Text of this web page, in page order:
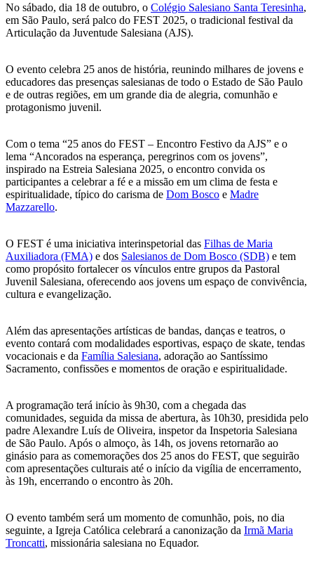
No sábado, dia 18 de outubro, o Colégio Salesiano Santa Teresinha,
em São Paulo, será palco do FEST 2025, o tradicional festival da
Articulação da Juventude Salesiana (AJS).
O evento celebra 25 anos de história, reunindo milhares de jovens e
educadores das presenças salesianas de todo o Estado de São Paulo
e de outras regiões, em um grande dia de alegria, comunhão e
protagonismo juvenil.
Com o tema “25 anos do FEST – Encontro Festivo da AJS” e o
lema “Ancorados na esperança, peregrinos com os jovens”,
inspirado na Estreia Salesiana 2025, o encontro convida os
participantes a celebrar a fé e a missão em um clima de festa e
espiritualidade, típico do carisma de Dom Bosco e Madre
Mazzarello.
O FEST é uma iniciativa interinspetorial das Filhas de Maria
Auxiliadora (FMA) e dos Salesianos de Dom Bosco (SDB) e tem
como propósito fortalecer os vínculos entre grupos da Pastoral
Juvenil Salesiana, oferecendo aos jovens um espaço de convivência,
cultura e evangelização.
Além das apresentações artísticas de bandas, danças e teatros, o
evento contará com modalidades esportivas, espaço de skate, tendas
vocacionais e da Família Salesiana, adoração ao Santíssimo
Sacramento, confissões e momentos de oração e espiritualidade.
A programação terá início às 9h30, com a chegada das
comunidades, seguida da missa de abertura, às 10h30, presidida pelo
padre Alexandre Luís de Oliveira, inspetor da Inspetoria Salesiana
de São Paulo. Após o almoço, às 14h, os jovens retornarão ao
ginásio para as comemorações dos 25 anos do FEST, que seguirão
com apresentações culturais até o início da vigília de encerramento,
às 19h, encerrando o encontro às 20h.
O evento também será um momento de comunhão, pois, no dia
seguinte, a Igreja Católica celebrará a canonização da Irmã Maria
Troncatti, missionária salesiana no Equador.